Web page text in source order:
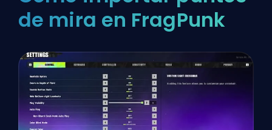
de mira en FragPunk